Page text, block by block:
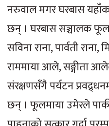
नरुवाल मगर घरबास
छन् । घरबास सञ्चालक
सविना राना, पार्वती राना,
राममाया आले, सङ्गीता
संरक्षणसँगै पर्यटन
छन् । फूलमाया उमेरले